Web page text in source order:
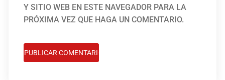
Y SITIO WEB EN ESTE NAVEGADOR PARA LA
PRÓXIMA VEZ QUE HAGA UN COMENTARIO.